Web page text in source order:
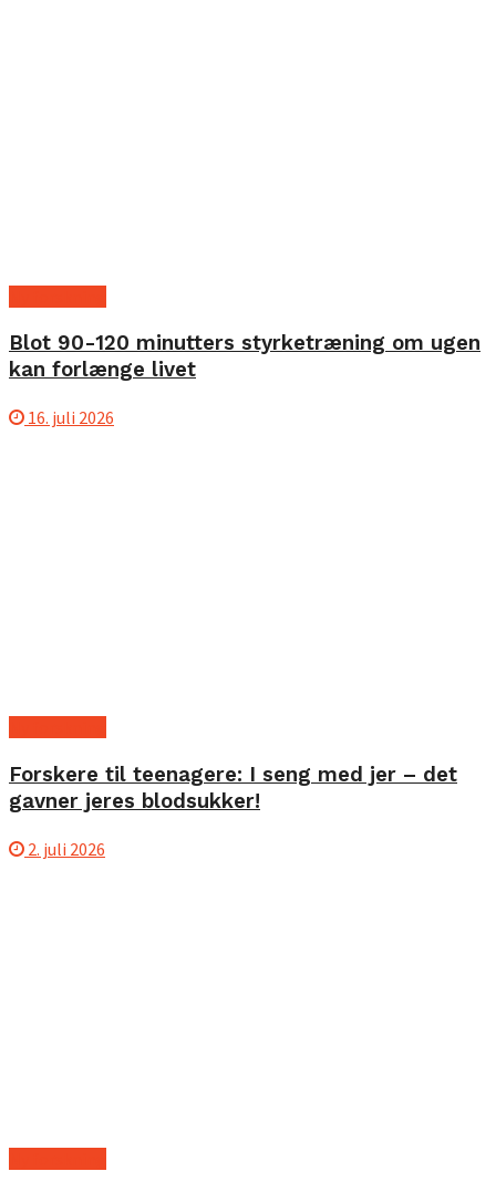
Blot 90-120 minutters styrketræning om ugen
kan forlænge livet
16. juli 2026
Forskere til teenagere: I seng med jer – det
gavner jeres blodsukker!
2. juli 2026